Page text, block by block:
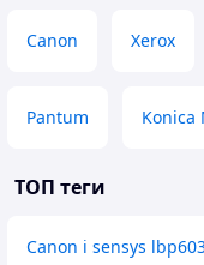
Canon Xerox
Pantum Konica
ТОП теги
Canon i sensys